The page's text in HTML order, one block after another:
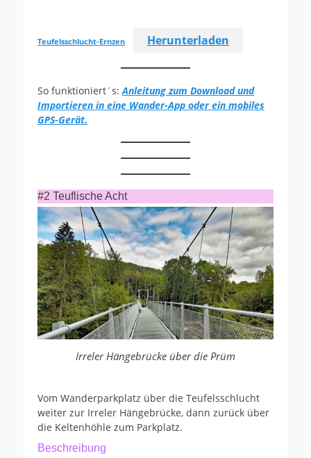
Teufelsschlucht-Ernzen Herunterladen
So funktioniert´s:Anleitung zum Download und
Importieren in eine Wander-App oder ein mobiles
GPS-Gerät.
#2 Teuflische Acht
Irreler Hängebrücke über die Prüm
Vom Wanderparkplatz über die Teufelsschlucht
weiter zur Irreler Hängebrücke, dann zurück über
die Keltenhöhle zum Parkplatz.
Beschreibung